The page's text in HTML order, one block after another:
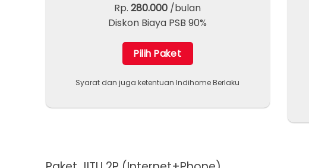
Rp.280.000 /bulan
Diskon Biaya PSB 90%
Pilih Paket
Syarat dan juga ketentuan Indihome Berlaku